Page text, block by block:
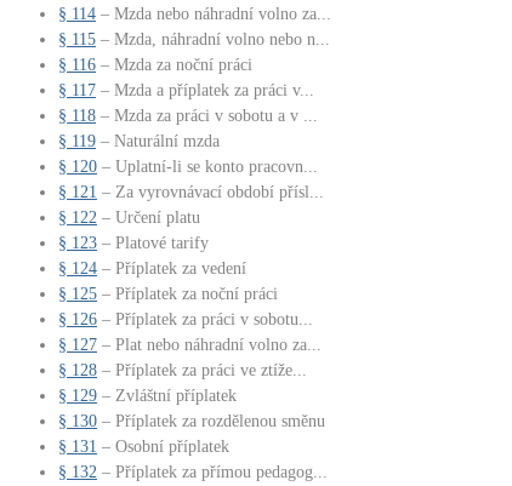
§ 114 – Mzda nebo náhradní volno za...
§ 115 – Mzda, náhradní volno nebo n...
§ 116 – Mzda za noční práci
§ 117 – Mzda a příplatek za práci v...
§ 118 – Mzda za práci v sobotu a v ...
§ 119 – Naturální mzda
§ 120 – Uplatní-li se konto pracovn...
§ 121 – Za vyrovnávací období přísl...
§ 122 – Určení platu
§ 123 – Platové tarify
§ 124 – Příplatek za vedení
§ 125 – Příplatek za noční práci
§ 126 – Příplatek za práci v sobotu...
§ 127 – Plat nebo náhradní volno za...
§ 128 – Příplatek za práci ve ztíže...
§ 129 – Zvláštní příplatek
§ 130 – Příplatek za rozdělenou směnu
§ 131 – Osobní příplatek
§ 132 – Příplatek za přímou pedagog...